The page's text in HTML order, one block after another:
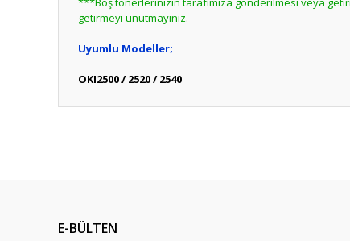
getirmeyi unutmayınız.
Uyumlu Modeller;
OKI2500 / 2520 / 2540
Ürün bilgilerinde hatalar bulunuyor.
E-BÜLTEN